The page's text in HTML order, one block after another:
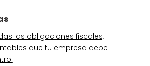
las obligaciones fiscales,
que tu empresa debe